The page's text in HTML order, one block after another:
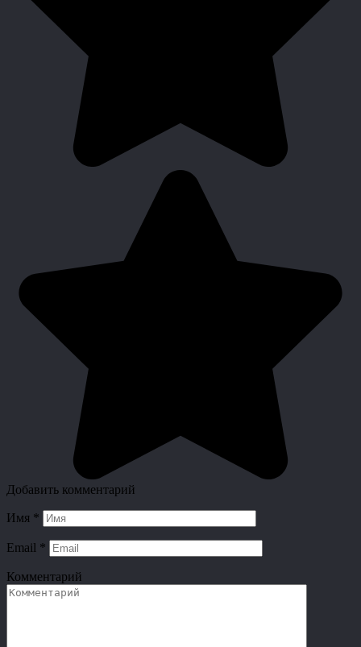
Добавить комментарий
Имя *
Email *
Комментарий